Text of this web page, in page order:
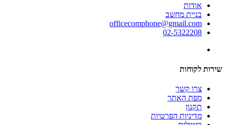
אודות
בניית מחשב
officecomphone@gmail.com
02-5322208
שירות לקוחות
צרו קשר
מפת האתר
תקנון
מדיניות הפרטיות